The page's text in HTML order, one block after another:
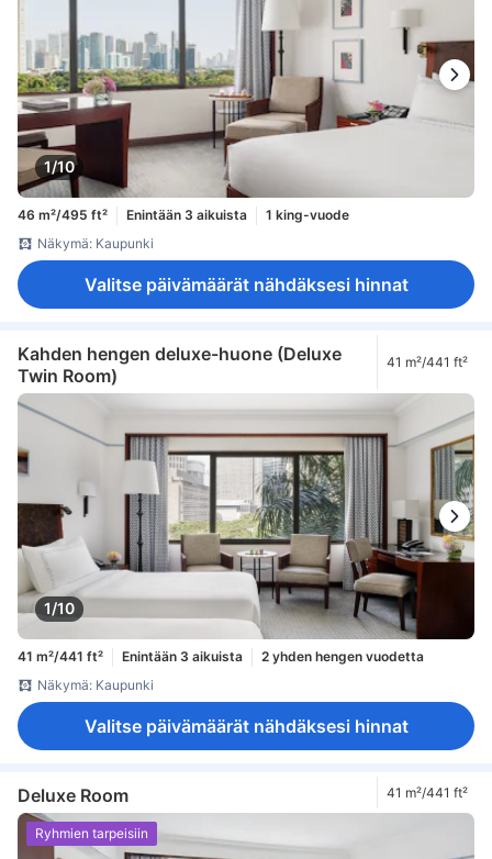
1/10
46 m²/495 ft² Enintään 3 aikuista
1 king-vuode
Näkymä: Kaupunki
Valitse päivämäärät nähdäksesi hinnat
Kahden hengen deluxe-huone (Deluxe
Twin Room)
41 m²/441 ft²
1/10
41 m²/441 ft² Enintään 3 aikuista
2 yhden hengen vuodetta
Näkymä: Kaupunki
Valitse päivämäärät nähdäksesi hinnat
Deluxe Room 41 m²/441 ft²
Ryhmien tarpeisiin